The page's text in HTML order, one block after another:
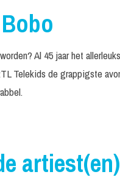
Al 45 jaar het
Telekids de grappigste
artiest(en)